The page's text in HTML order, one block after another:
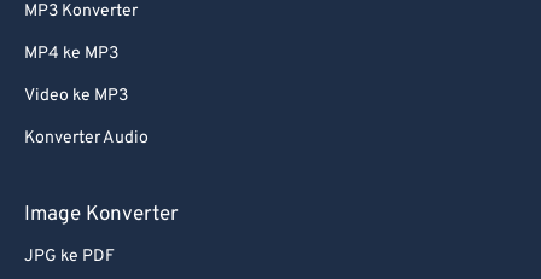
MP3 Konverter
MP4 ke MP3
Video ke MP3
Konverter Audio
Image Konverter
JPG ke PDF